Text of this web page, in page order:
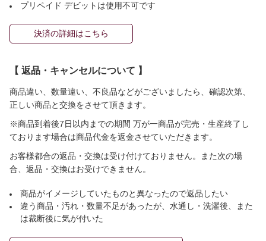
プリペイド デビットは使用不可です
決済の詳細はこちら
【 返品・キャンセルについて 】
商品違い、数量違い、不良品などがございましたら、確認次第、
正しい商品と交換をさせて頂きます。
※商品到着後7日以内までの期間 万が一商品が完売・生産終了し
ております場合は商品代金を返金させていただきます。
お客様都合の返品・交換は受け付けておりません。また次の場
合、返品・交換はお受けできません。
商品がイメージしていたものと異なったので返品したい
違う商品・汚れ・数量不足があったが、水通し・洗濯後、また
は裁断後に気が付いた